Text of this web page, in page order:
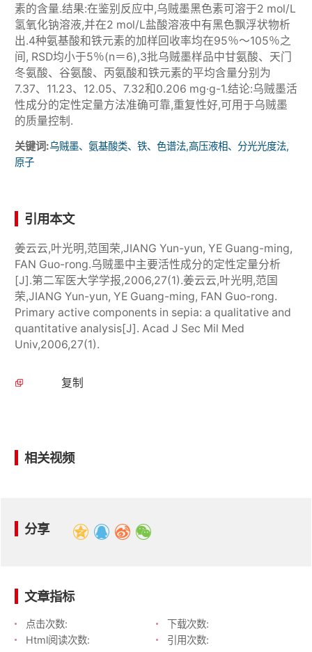
素的含量.结果:在鉴别反应中,乌贼墨黑色素可溶于2 mol/L
氢氧化钠溶液,并在2 mol/L盐酸溶液中有黑色飘浮状物析
出.4种氨基酸和铁元素的加样回收率均在95％～105％之
间, RSD均小于5％(n＝6),3批乌贼墨样品中甘氨酸、天门
冬氨酸、谷氨酸、丙氨酸和铁元素的平均含量分别为
7.37、11.23、12.05、7.32和0.206 mg·g-1.结论:乌贼墨活
性成分的定性定量方法准确可靠,重复性好,可用于乌贼墨
的质量控制.
关键词:乌贼墨、氨基酸类、铁、色谱法,高压液相、分光光度法,
原子
引用本文
姜云云,叶光明,范国荣,JIANG Yun-yun, YE Guang-ming,
FAN Guo-rong.乌贼墨中主要活性成分的定性定量分析
[J].第二军医大学学报,2006,27(1).姜云云,叶光明,范国
荣,JIANG Yun-yun, YE Guang-ming, FAN Guo-rong.
Primary active components in sepia: a qualitative and
quantitative analysis[J]. Acad J Sec Mil Med
Univ,2006,27(1).
复制
相关视频
分享
文章指标
点击次数:
下载次数:
Html阅读次数:
引用次数: